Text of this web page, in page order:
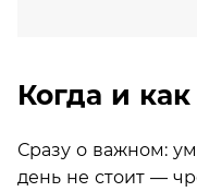
Когда и
Сразу о важном:
день не стоит —